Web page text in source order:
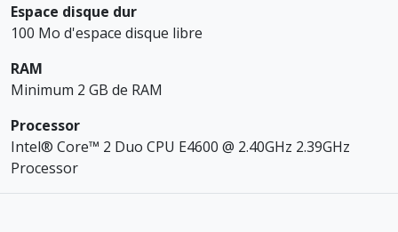
Espace disque dur
100 Mo d'espace disque libre
RAM
Minimum 2 GB de RAM
Processor
Intel® Core™ 2 Duo CPU E4600 @ 2.40GHz 2.39GHz
Processor